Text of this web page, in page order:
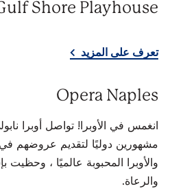
Shore Playhouse
تعرف على المزيد
Opera Naples
انغمس في الأوبرا! تواصل أوبرا
مشهورين دوليًا لتقديم عروضهم
والأوبرا المحبوبة عالميًا ، وحظيت
والرعاة.